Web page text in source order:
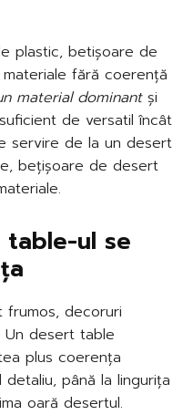
plastic, betișoare de
fără coerență
material dominantși
de versatil încât
servire de la un desert
bețișoare de desert
table-ul se
decoruri
Un desert table
plus coerența
până la lingurița
oară desertul.